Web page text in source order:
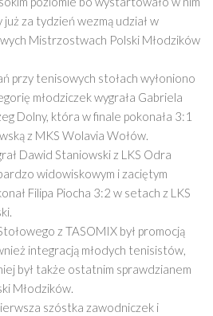
za tydzień wezmą udział w
Mistrzostwach Polski Młodzików
przy tenisowych stołach wyłoniono
młodziczek wygrała Gabriela
Dolny, która w finale pokonała 3:1
z MKS Wolavia Wołów.
Dawid Staniowski z LKS Odra
widowiskowym i zaciętym
Filipa Piocha 3:2 w setach z LKS
z TASOMIX był promocją
integracją młodych tenisistów,
był także ostatnim sprawdzianem
Młodzików.
szóstka zawodniczek i